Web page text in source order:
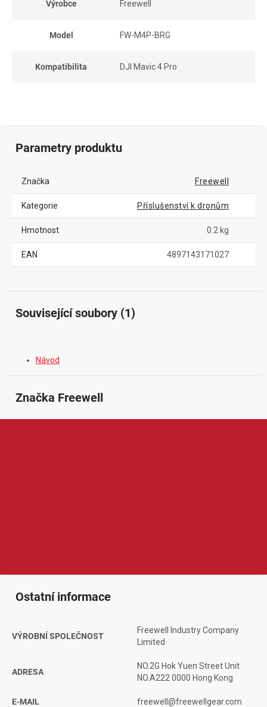
Výrobce Freewell
Model FW-M4P-BRG
Kompatibilita DJI Mavic 4 Pro
Parametry produktu
Značka Freewell
Kategorie Příslušenství k dronům
Hmotnost 0.2 kg
EAN 4897143171027
Související soubory (1)
Návod
Značka Freewell
Ostatní informace
VÝROBNÍ SPOLEČNOST
Freewell Industry Company
Limited
ADRESA
NO.2G Hok Yuen Street Unit
NO.A222 0000 Hong Kong
E-MAIL freewell@freewellgear.com